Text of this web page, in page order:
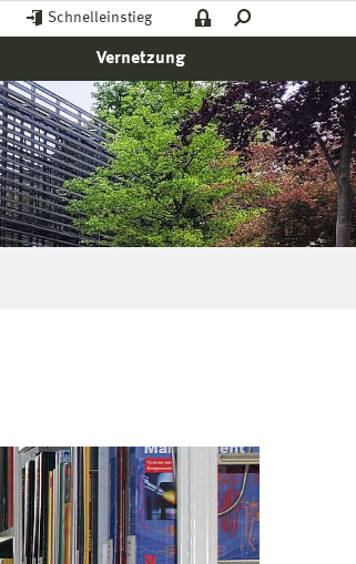
Schnelleinstieg
Vernetzung